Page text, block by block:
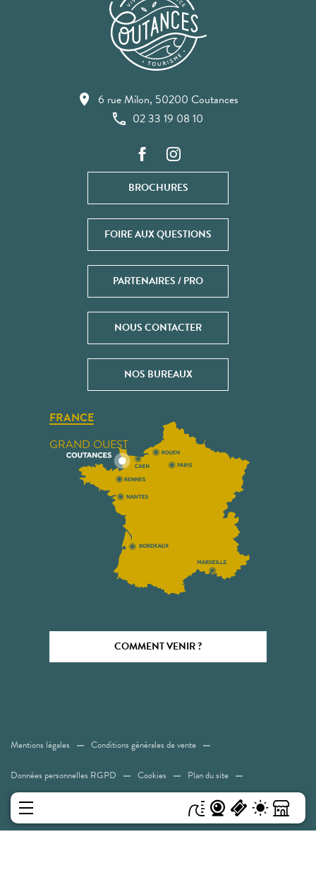
6 rue Milon, 50200 Coutances
02 33 19 08 10
BROCHURES
FOIRE AUX QUESTIONS
PARTENAIRES / PRO
NOUS CONTACTER
NOS BUREAUX
FRANCE
GRAND OUEST
COMMENT VENIR ?
Mentions légales Conditions générales de vente
Données personnelles RGPD Cookies Plan du site
Accessibilité: Non conforme